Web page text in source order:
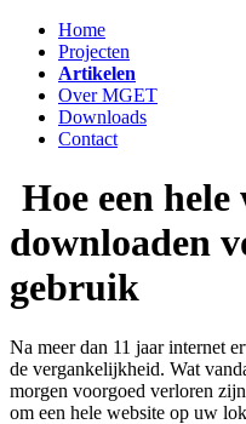
Home
Projecten
Artikelen
Over MGET
Downloads
Contact
Hoe een hele
downloaden
gebruik
Na meer dan 11 jaar internet
de vergankelijkheid. Wat
morgen voorgoed verloren
om een hele website op uw